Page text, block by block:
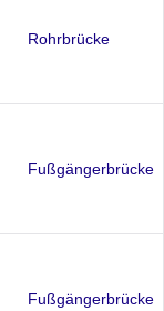
Rohrbrücke
Fußgängerbrücke
Fußgängerbrücke